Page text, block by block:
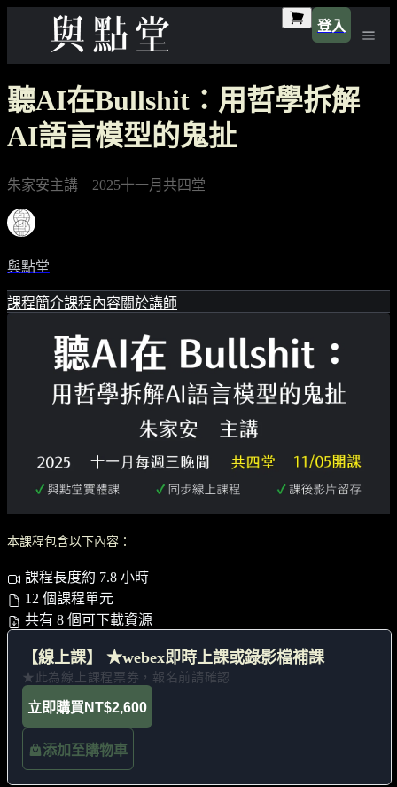
登入
聽AI在Bullshit：用哲學拆解
AI語言模型的鬼扯
朱家安主講 2025十一月共四堂
與點堂
課程簡介課程內容關於講師
本課程包含以下內容：
課程長度約 7.8 小時
12 個課程單元
共有 8 個可下載資源
【線上課】 ★webex即時上課或錄影檔補課
★此為線上課程票券，報名前請確認
立即購買 NT$2,600
添加至購物車